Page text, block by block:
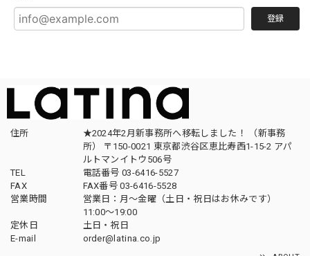
登録
住所
★2024年2月新事務所へ移転しました！ （新事務
所） 〒150-0021 東京都渋谷区恵比寿西1-15-2 アパ
ルトマンイトウ506号
TEL
電話番号 03-6416-5527
FAX
FAX番号 03-6416-5528
営業時間
営業日：月〜金曜（土日・祝日はお休みです）
11:00〜19:00
定休日
土日・祝日
E-mail
order@latina.co.jp